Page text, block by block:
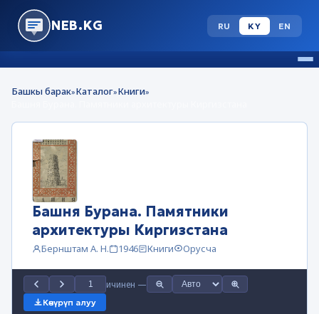
NEB.KG RU KY EN
Башкы барак»Каталог»Книги»
Башня Бурана. Памятники
архитектуры Киргизстана
Бернштам А. Н. 1946 Книги Орусча
ичинен —
Көчүрүп алуу